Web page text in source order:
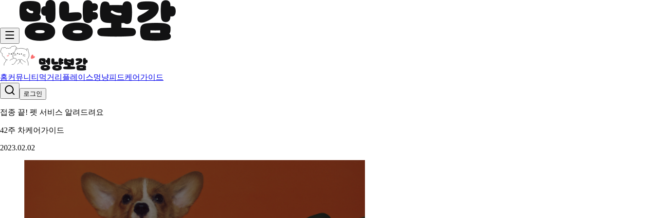
홈커뮤니티 먹거리 플레이스멍냥피드케어가이드
로그인
접종 끝! 펫 서비스 알려드려요
42주 차케어가이드
2023.02.02